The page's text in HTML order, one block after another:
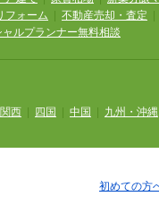
フォーム 不動産売却・査定
ルプランナー無料相談
関西 四国 中国 九州・沖縄
初めての方